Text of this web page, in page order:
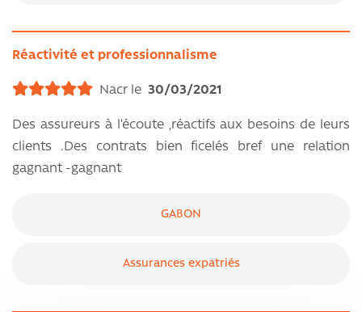
Réactivité et professionnalisme
Nacr le 30/03/2021
Des assureurs à l’écoute ,réactifs aux besoins de leurs
clients .Des contrats bien ficelés bref une relation
gagnant -gagnant
GABON
Assurances expatriés